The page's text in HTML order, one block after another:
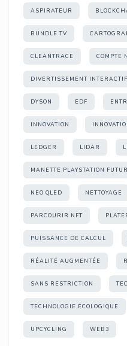
ASPIRATEUR
BUNDLE TV
CLEANTRACE COMPTE
DIVERTISSEMENT INTERACTIF
DYSON EDF
INNOVATION
LEDGER LIDAR
MANETTE PLAYSTATION
NEO QLED NETTOYAGE
PARCOURIR NFT
PUISSANCE DE CALCUL
RÉALITÉ AUGMENTÉE
SANS RESTRICTION
TECHNOLOGIE ÉCOLOGIQUE
UPCYCLING WEB3